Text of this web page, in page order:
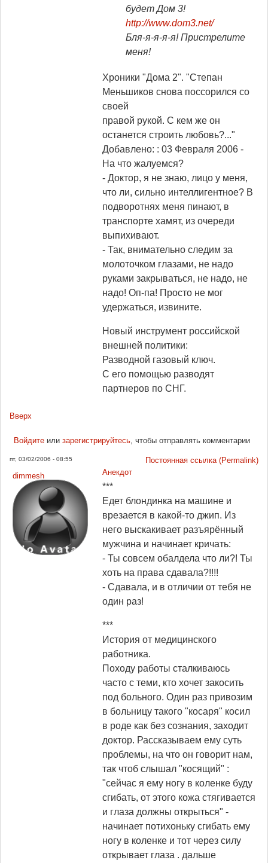
будет Дом 3!
http://www.dom3.net/
Бля-я-я-я-я! Пристрелите
меня!
Хроники "Дома 2". "Степан
Меньшиков снова поссорился со
своей
правой рукой. С кем же он
останется строить любовь?..."
Добавлено: : 03 Февраля 2006 -
На что жалуемся?
- Доктор, я не знаю, лицо у меня,
что ли, сильно интеллигентное? В
подворотнях меня пинают, в
транспорте хамят, из очереди
выпихивают.
- Так, внимательно следим за
молоточком глазами, не надо
руками закрываться, не надо, не
надо! Оп-па! Просто не мог
удержаться, извините.
Новый инструмент российской
внешней политики:
Разводной газовый ключ.
С его помощью разводят
партнеров по СНГ.
Вверх
Войдитеили зарегистрируйтесь, чтобы отправлять комментарии
пт, 03/02/2006 - 08:55
Постоянная ссылка (Permalink)
dimmesh
Анекдот
***
Едет блондинка на машине и
врезается в какой-то джип. Из
него выскакивает разъярённый
мужчина и начинает кричать:
- Ты совсем обалдела что ли?! Ты
хоть на права сдавала?!!!!
- Сдавала, и в отличии от тебя не
один раз!
***
История от медицинского
работника.
Походу работы сталкиваюсь
часто с теми, кто хочет закосить
под больного. Один раз привозим
в больницу такого "косаря" косил
в роде как без сознания, заходит
доктор. Рассказываем ему суть
проблемы, на что он говорит нам,
так чтоб слышал "косящий" :
"сейчас я ему ногу в коленке буду
сгибать, от этого кожа стягивается
и глаза должны открыться" -
начинает потихоньку сгибать ему
ногу в коленке и тот через силу
открывает глаза . дальше